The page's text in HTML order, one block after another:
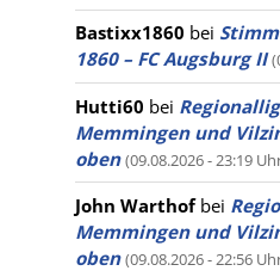
Bastixx1860 bei
1860 – FC Augsburg II
Hutti60 bei
Memmingen und
oben (09.08.2026 - 23:19
John Warthofbei
Memmingen und
oben (09.08.2026 - 22:56